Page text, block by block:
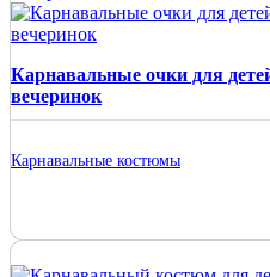
Карнавальные очки для
вечеринок
Карнавальные костюмы